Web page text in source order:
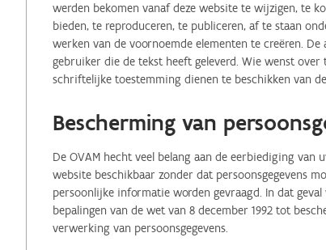
werden bekomen vanaf deze website te wijzigen, te
bieden, te reproduceren, te publiceren, af te staan
werken van de voornoemde elementen te creëren.
gebruiker die de tekst heeft geleverd. Wie wenst
schriftelijke toestemming dienen te beschikken van
Bescherming van
De OVAM hecht veel belang aan de eerbiediging
website beschikbaar zonder dat persoonsgegevens
persoonlijke informatie worden gevraagd. In dat
bepalingen van de wet van 8 december 1992 tot
verwerking van persoonsgegevens.